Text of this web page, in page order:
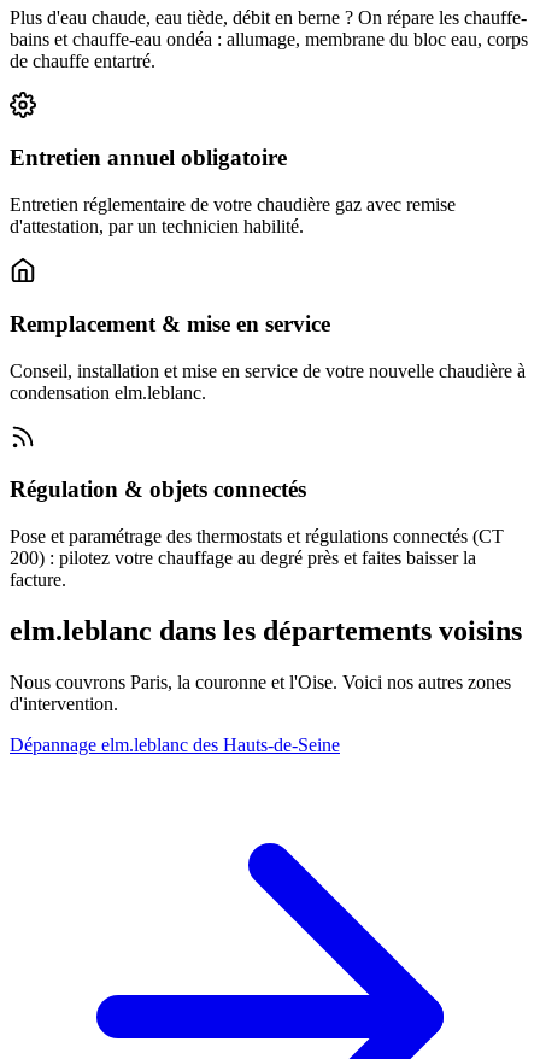
Plus d'eau chaude, eau tiède, débit en berne ? On répare les chauffe-
bains et chauffe-eau ondéa : allumage, membrane du bloc eau, corps
de chauffe entartré.
Entretien annuel obligatoire
Entretien réglementaire de votre chaudière gaz avec remise
d'attestation, par un technicien habilité.
Remplacement & mise en service
Conseil, installation et mise en service de votre nouvelle chaudière à
condensation elm.leblanc.
Régulation & objets connectés
Pose et paramétrage des thermostats et régulations connectés (CT
200) : pilotez votre chauffage au degré près et faites baisser la
facture.
elm.leblanc dans les départements voisins
Nous couvrons Paris, la couronne et l'Oise. Voici nos autres zones
d'intervention.
Dépannage elm.leblanc des Hauts-de-Seine